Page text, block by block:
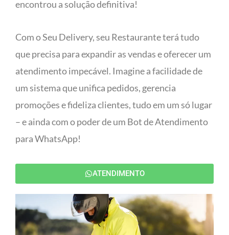
encontrou a solução definitiva!
Com o Seu Delivery, seu Restaurante terá tudo
que precisa para expandir as vendas e oferecer um
atendimento impecável. Imagine a facilidade de
um sistema que unifica pedidos, gerencia
promoções e fideliza clientes, tudo em um só lugar
– e ainda com o poder de um Bot de Atendimento
para WhatsApp!
ATENDIMENTO